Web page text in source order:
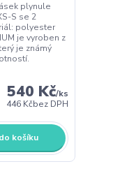
plynule
S se 2
polyester
je vyroben z
je známý
540 Kč/ks
446 Kčbez DPH
košíku